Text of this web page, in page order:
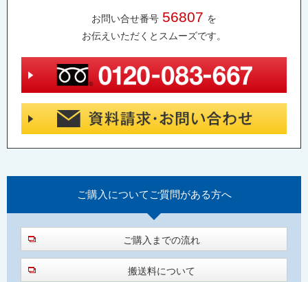
お問い合せ番号 56807 を
お伝えいただくとスムーズです。
ご購入について ご質問がある方へ
ご購入までの流れ
搬送料について